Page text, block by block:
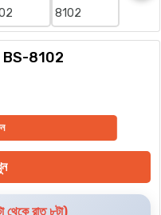
8102
রাত ৮টা)